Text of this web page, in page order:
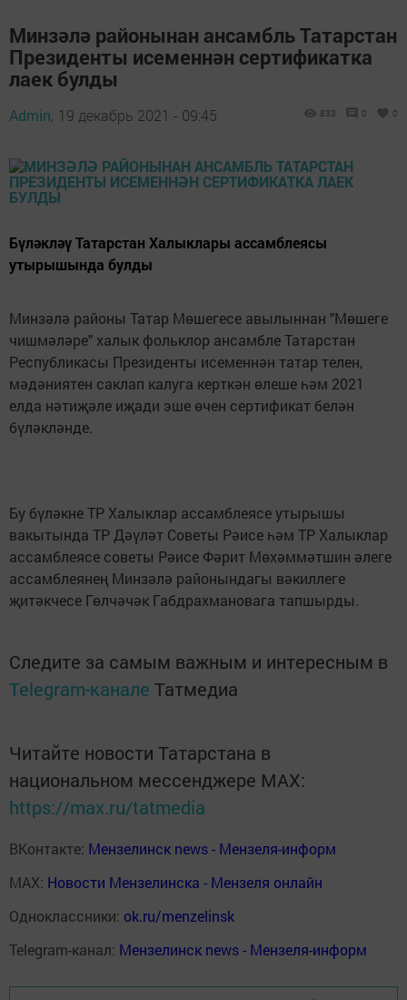
Минзәлә районынан ансамбль Татарстан
Президенты исеменнән сертификатка
лаек булды
Admin, 19 декабрь 2021 - 09:45 833 0 0
Бүләкләү Татарстан Халыклары ассамблеясы
утырышында булды
Минзәлә районы Татар Мөшегесе авылыннан "Мөшеге
чишмәләре" халык фольклор ансамбле Татарстан
Республикасы Президенты исеменнән татар телен,
мәдәниятен саклап калуга керткән өлеше һәм 2021
елда нәтиҗәле иҗади эше өчен сертификат белән
бүләкләнде.
Бу бүләкне ТР Халыклар ассамблеясе утырышы
вакытында ТР Дәүләт Советы Рәисе һәм ТР Халыклар
ассамблеясе советы Рәисе Фәрит Мөхәммәтшин әлеге
ассамблеянең Минзәлә районындагы вәкиллеге
җитәкчесе Гөлчәчәк Габдрахмановага тапшырды.
Следите за самым важным и интересным в
Telegram-канале Татмедиа
Читайте новости Татарстана в
национальном мессенджере MАХ:
https://max.ru/tatmedia
ВКонтакте: Мензелинск news - Мензеля-информ
MAX: Новости Мензелинска - Мензеля онлайн
Одноклассники: ok.ru/menzelinsk
Telegram-канал: Мензелинск news - Мензеля-информ